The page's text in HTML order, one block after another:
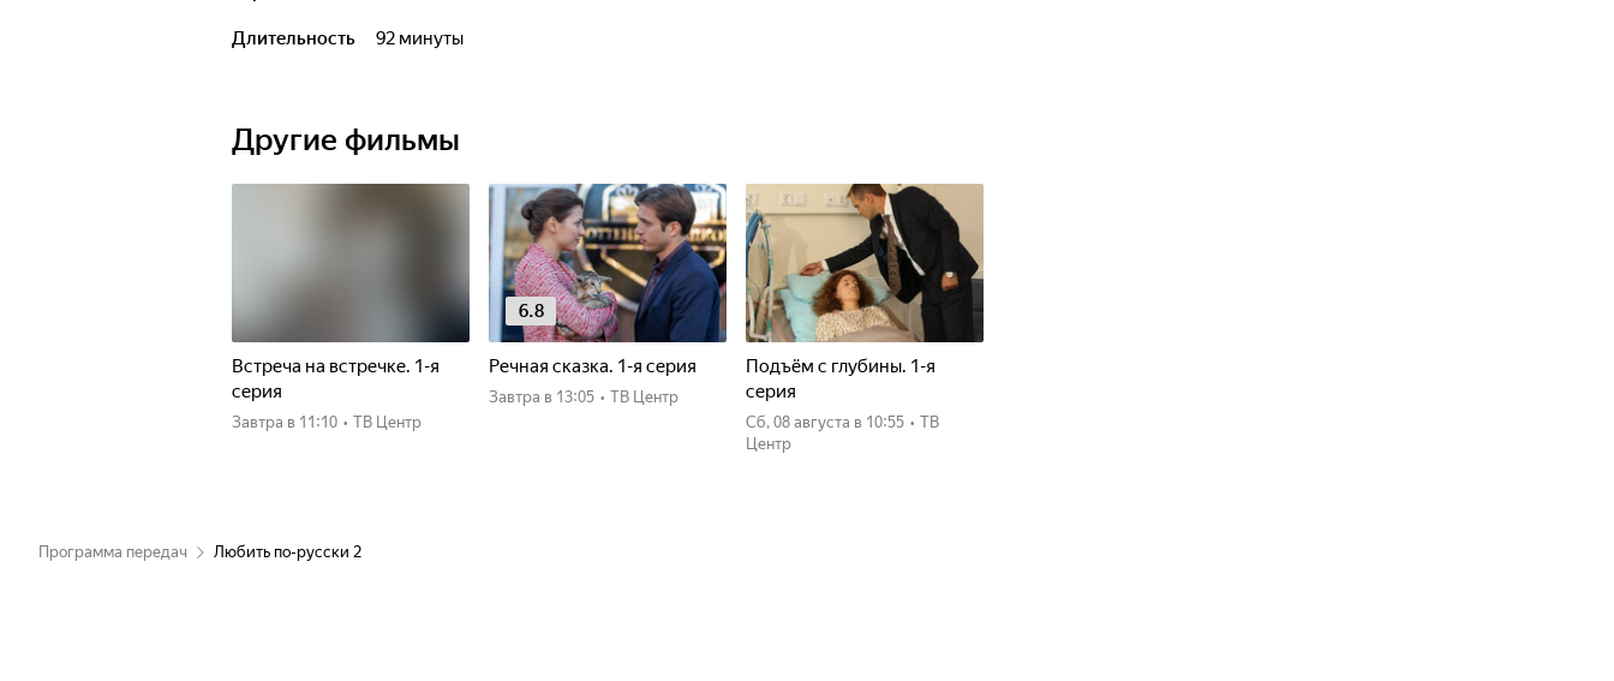
Длительность 92 минуты
Другие фильмы
Встреча на встречке. 1-я
серия
Завтра в 11:10 • ТВ Центр
6.8
Речная сказка. 1-я серия
Завтра в 13:05 • ТВ Центр
Подъём с глубины. 1-я
серия
сб, 08 августа в 10:55 • ТВ
Центр
Программа передач Любить по-русски 2